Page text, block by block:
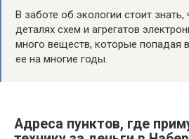
В заботе об экологии стоит знать,
деталях схем и агрегатов
много веществ, которые попадая
ее на многие годы.
Адреса пунктов, где